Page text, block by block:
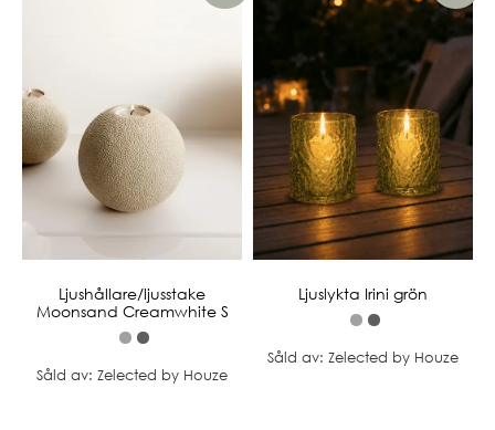
Ljushållare/ljusstake
Moonsand Creamwhite S
Såld av: Zelected by Houze
Ljuslykta Irini grön
Såld av: Zelected by Houze